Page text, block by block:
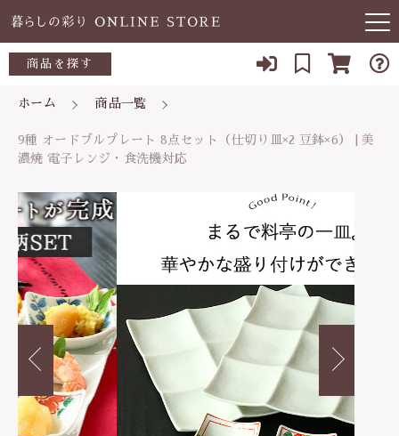
商品を探す
ホーム 商品一覧
9種 オードブルプレート 8点セット（仕切り皿×2 豆鉢×6） | 美
濃焼 電子レンジ・食洗機対応
カートに商品を追加しました
9種 オードブルプレート 8点セット（仕切り皿×2
数量
ショッピングを続ける
カートを確認する
当店について
ブログ
03-5989-1906
定休日 土日祝
お問い合わせ
～500円
2,000～3,000円
3,000円～
5000円～
か行
さ行
た行
は行
こだわり検索
親カテゴリ
子カテゴリ
価格帯
～
その他